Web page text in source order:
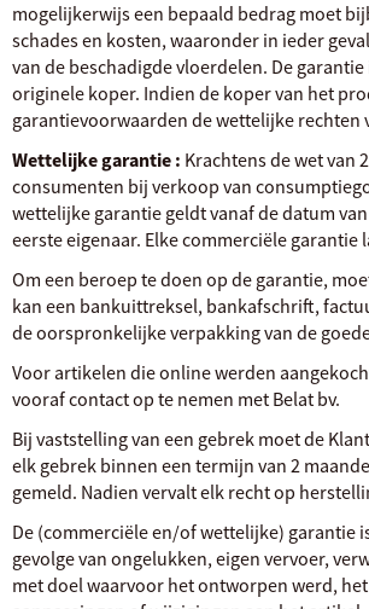
mogelijkerwijs een bepaald bedrag moet
schades en kosten, waaronder in ieder
van de beschadigde vloerdelen. De
originele koper. Indien de koper van het
garantievoorwaarden de wettelijke rechten
Wettelijke garantie : Krachtens de wet van
consumenten bij verkoop van
wettelijke garantie geldt vanaf de datum
eerste eigenaar. Elke commerciële
Om een beroep te doen op de garantie,
kan een bankuittreksel, bankafschrift,
de oorspronkelijke verpakking van de
Voor artikelen die online werden
vooraf contact op te nemen met Belat bv.
Bij vaststelling van een gebrek moet de
elk gebrek binnen een termijn van 2
gemeld. Nadien vervalt elk recht op
De (commerciële en/of wettelijke) garantie
gevolge van ongelukken, eigen vervoer,
met doel waarvoor het ontworpen werd,